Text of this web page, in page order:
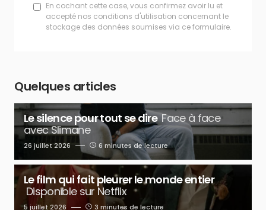
En cochant cette case, vous confirmez avoir lu et
accepté nos conditions d'utilisation concernant le
stockage des données soumises via ce formulaire.
Quelques articles
Le silence pour tout se dire Face à face
avec Slimane
26 juillet 2026 6 minutes de lecture
Le film qui fait pleurer le monde entier
Disponible sur Netflix
5 juillet 2026 3 minutes de lecture